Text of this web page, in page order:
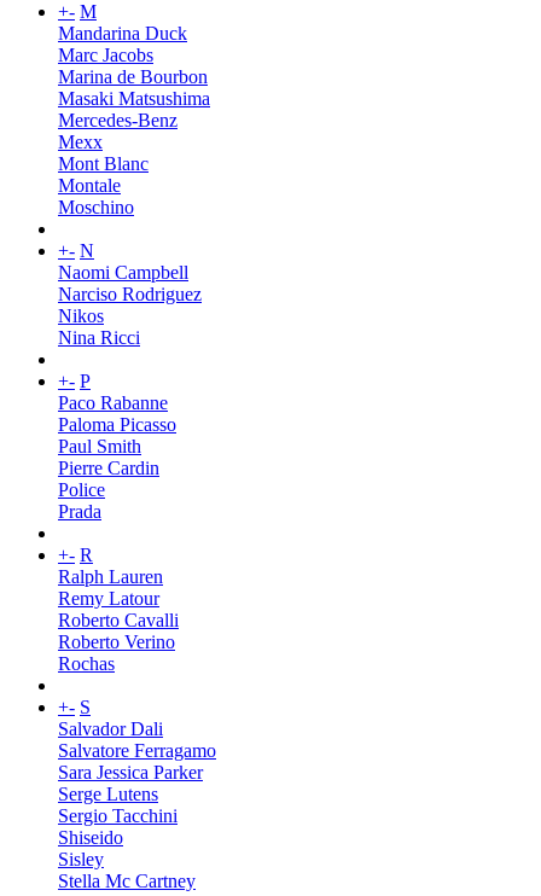
+- M
Mandarina Duck
Marc Jacobs
Marina de Bourbon
Masaki Matsushima
Mercedes-Benz
Mexx
Mont Blanc
Montale
Moschino
+- N
Naomi Campbell
Narciso Rodriguez
Nikos
Nina Ricci
+- P
Paco Rabanne
Paloma Picasso
Paul Smith
Pierre Cardin
Police
Prada
+- R
Ralph Lauren
Remy Latour
Roberto Cavalli
Roberto Verino
Rochas
+- S
Salvador Dali
Salvatore Ferragamo
Sara Jessica Parker
Serge Lutens
Sergio Tacchini
Shiseido
Sisley
Stella Mc Cartney